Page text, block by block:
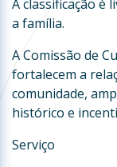
A classificação é
a família.
A Comissão de
fortalecem a
comunidade,
histórico e
Serviço